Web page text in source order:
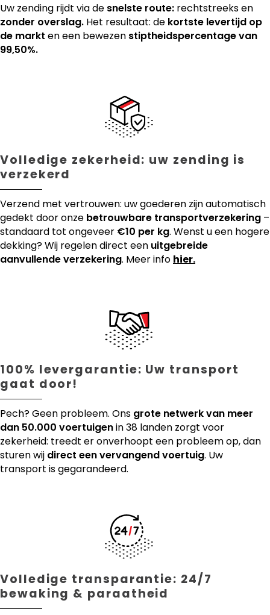
Uw zending rijdt via de snelste route: rechtstreeks en
zonder overslag. Het resultaat: de kortste levertijd op
de markt en een bewezen stiptheidspercentage van
99,50%.
Volledige zekerheid: uw zending is
verzekerd
Verzend met vertrouwen: uw goederen zijn automatisch
gedekt door onze betrouwbare transportverzekering –
standaard tot ongeveer €10 per kg. Wenst u een hogere
dekking? Wij regelen direct een uitgebreide
aanvullende verzekering. Meer info hier.
100% levergarantie: Uw transport
gaat door!
Pech? Geen probleem. Ons grote netwerk van meer
dan 50.000 voertuigenin 38 landen zorgt voor
zekerheid: treedt er onverhoopt een probleem op, dan
sturen wij direct een vervangend voertuig. Uw
transport is gegarandeerd.
Volledige transparantie: 24/7
bewaking & paraatheid